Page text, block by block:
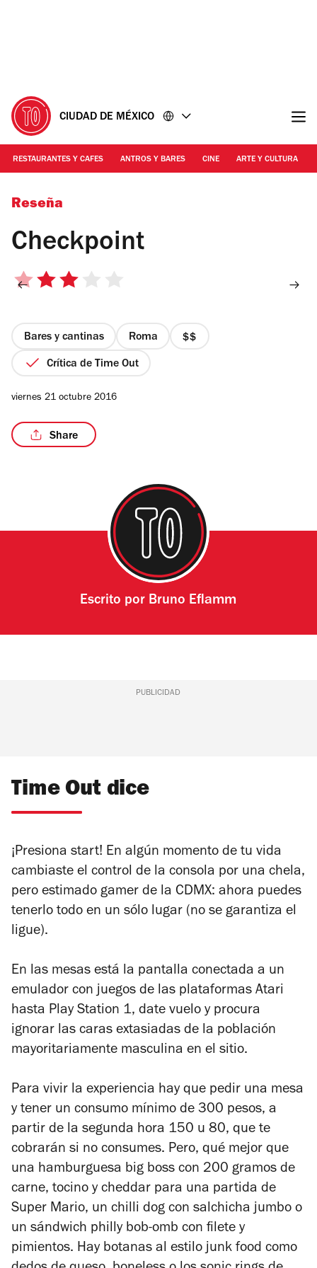
CIUDAD DE MÉXICO
RESTAURANTES Y CAFES ANTROS Y BARES CINE ARTE Y CULTURA
Reseña
Checkpoint
3
estrellas
Bares y cantinas Roma
precio
Crítica de Time Out
viernes 21 octubre 2016
Share
Escrito por Bruno Eflamm
PUBLICIDAD
Time Out dice
¡Presiona start! En algún momento de tu vida
cambiaste el control de la consola por una chela,
pero estimado gamer de la CDMX: ahora puedes
tenerlo todo en un sólo lugar (no se garantiza el
ligue).
En las mesas está la pantalla conectada a un
emulador con juegos de las plataformas Atari
hasta Play Station 1, date vuelo y procura
ignorar las caras extasiadas de la población
mayoritariamente masculina en el sitio.
Para vivir la experiencia hay que pedir una mesa
y tener un consumo mínimo de 300 pesos, a
partir de la segunda hora 150 u 80, que te
cobrarán si no consumes. Pero, qué mejor que
una hamburguesa big boss con 200 gramos de
carne, tocino y cheddar para una partida de
Super Mario, un chilli dog con salchicha jumbo o
un sándwich philly bob-omb con filete y
pimientos. Hay botanas al estilo junk food como